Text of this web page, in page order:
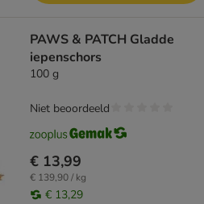
PAWS & PATCH Gladde
iepenschors
100 g
€ 13,99
€ 139,90 / kg
€ 13,29
Niet beoordeeld